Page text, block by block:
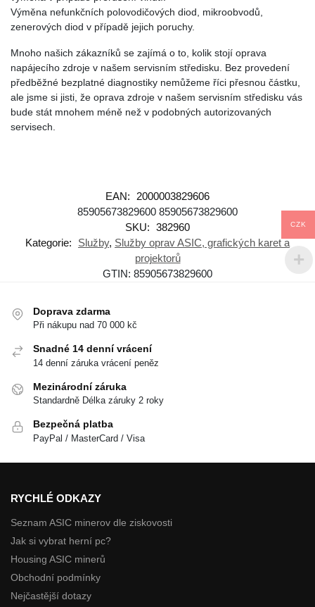
Výměna nefunkčních polovodičových diod, mikroobvodů,
zenerových diod v případě jejich poruchy.
Mnoho našich zákazníků se zajímá o to, kolik stojí oprava
napájecího zdroje v našem servisním středisku. Bez provedení
předběžné bezplatné diagnostiky nemůžeme říci přesnou částku,
ale jsme si jisti, že oprava zdroje v našem servisním středisku vás
bude stát mnohem méně než v podobných autorizovaných
servisech.
EAN:
2000003829606
85905673829600 85905673829600
SKU: 382960
Kategorie:
Služby, Služby oprav ASIC, grafických karet a
projektorů
GTIN: 85905673829600
Doprava zdarma
Při nákupu nad 70 000 kč
Snadné 14 denní vrácení
14 denní záruka vrácení peněz
Mezinárodní záruka
Standardně Délka záruky 2 roky
Bezpečná platba
PayPal / MasterCard / Visa
RYCHLÉ ODKAZY
Seznam ASIC minerov dle ziskovosti
Jak si vybrat herní pc?
Housing ASIC minerů
Obchodní podmínky
Nejčastější dotazy
CZK